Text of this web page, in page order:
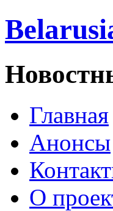
Главная
Анонсы
О